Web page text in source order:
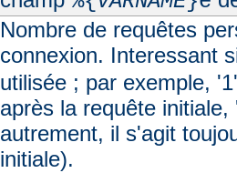
Nombre de requêtes
connexion. Interessant
utilisée ; par exemple,
après la requête
autrement, il s'agit
initiale).